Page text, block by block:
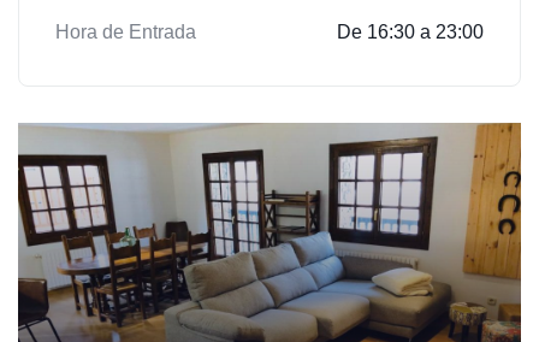
Hora de Entrada De 16:30 a 23:00